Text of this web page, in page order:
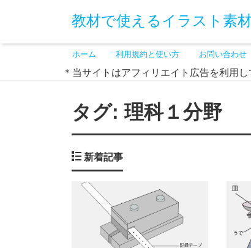
教材で使えるイラスト素
ホーム 利用規約と使い方 お問い合わせ
＊当サイトはアフィリエイト広告を利用し
タグ:理科１分野
新着記事